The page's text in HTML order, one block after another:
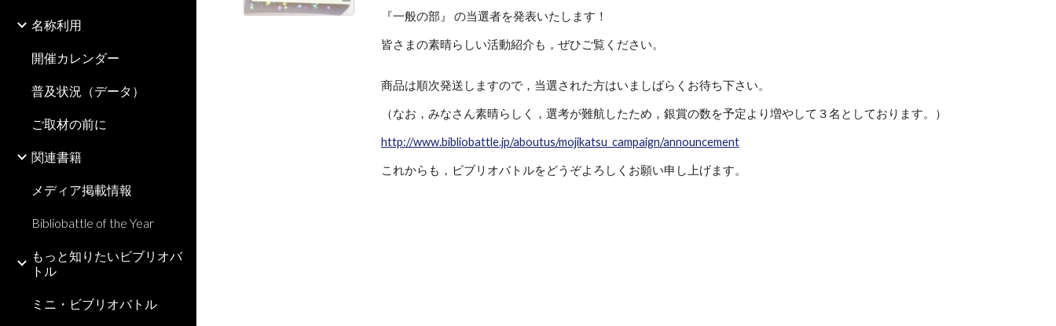
名称利用
開催カレンダー
普及状況（データ）
ご取材の前に
関連書籍
メディア掲載情報
Bibliobattle of the Year
もっと知りたいビブリオバ
トル
ミニ・ビブリオバトル
『一般の部』 の当選者を発表いたします！
皆さまの素晴らしい活動紹介も，ぜひご覧ください。
商品は順次発送しますので，当選された方はいましばらくお待ち下さい。
（なお，みなさん素晴らしく，選考が難航したため，銀賞の数を予定より増やして３名としております。）
http://www.bibliobattle.jp/aboutus/mojikatsu_campaign/announcement
これからも，ビブリオバトルをどうぞよろしくお願い申し上げます。